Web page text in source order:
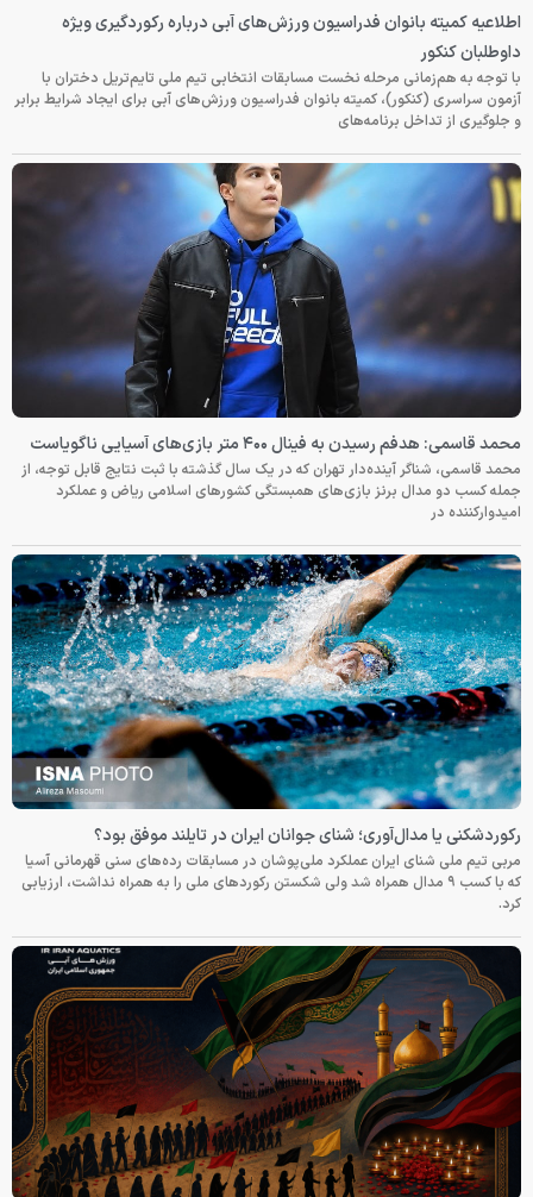
اطلاعیه کمیته بانوان فدراسیون ورزش‌های آبی درباره رکوردگیری ویژه
داوطلبان کنکور
با توجه به هم‌زمانی مرحله نخست مسابقات انتخابی تیم ملی تایم‌تریل دختران با
آزمون سراسری (کنکور)، کمیته بانوان فدراسیون ورزش‌های آبی برای ایجاد شرایط برابر
و جلوگیری از تداخل برنامه‌های
محمد قاسمی: هدفم رسیدن به فینال ۴۰۰ متر بازی‌های آسیایی ناگویاست
محمد قاسمی، شناگر آینده‌دار تهران که در یک سال گذشته با ثبت نتایج قابل توجه، از
جمله کسب دو مدال برنز بازی‌های همبستگی کشورهای اسلامی ریاض و عملکرد
امیدوارکننده در
رکوردشکنی یا مدال‌آوری؛ شنای جوانان ایران در تایلند موفق بود؟
مربی تیم ملی شنای ایران عملکرد ملی‌پوشان در مسابقات رده‌های سنی قهرمانی آسیا
که با کسب ۹ مدال همراه شد ولی شکستن رکوردهای ملی را به همراه نداشت، ارزیابی
کرد.